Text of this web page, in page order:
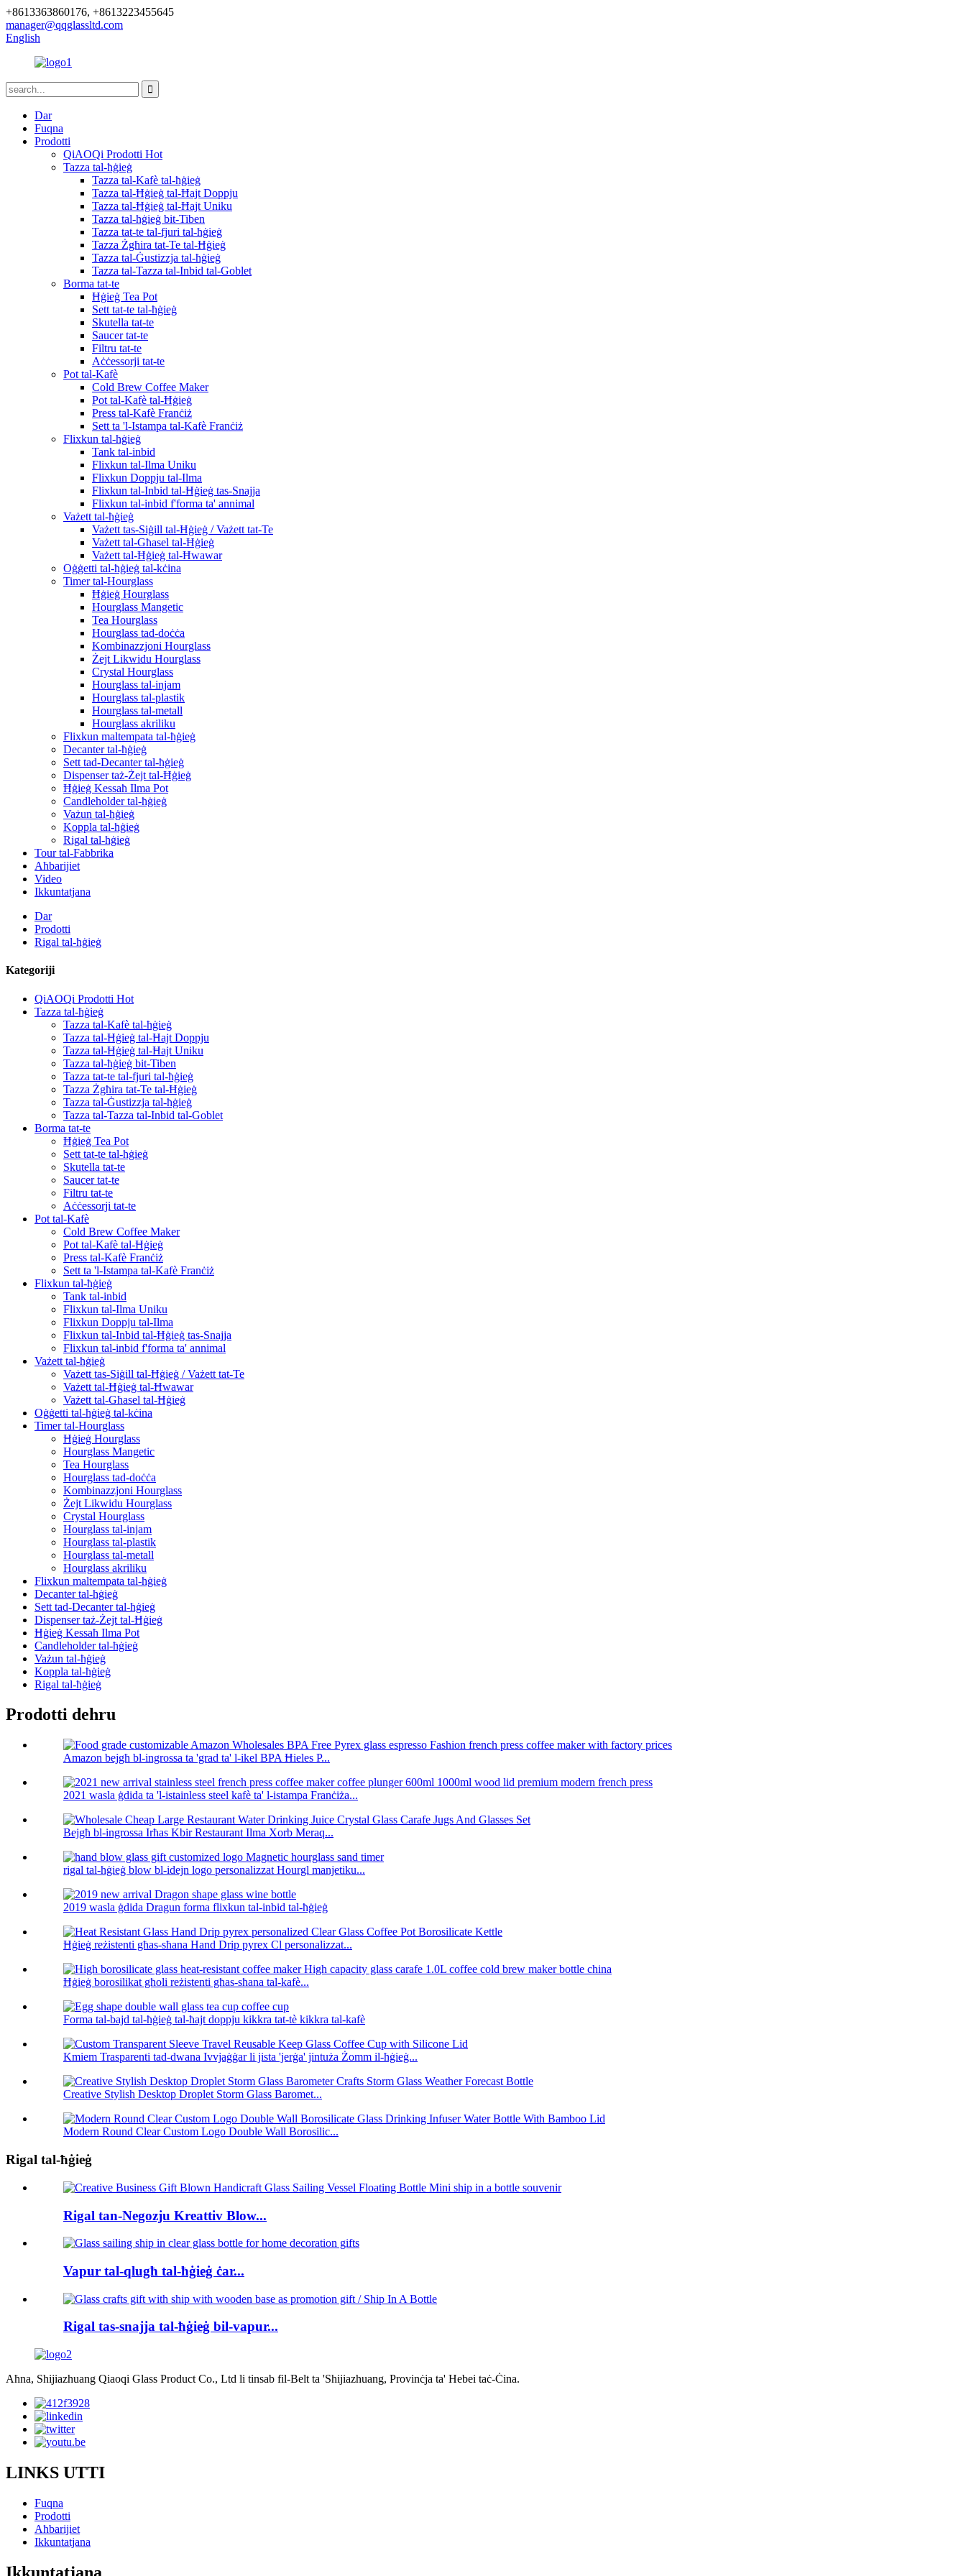
+8613363860176, +8613223455645
manager@qqglassltd.com
English
Dar
Fuqna
Prodotti
QiAOQi Prodotti Hot
Tazza tal-ħġieġ
Tazza tal-Kafè tal-ħġieġ
Tazza tal-Ħġieġ tal-Ħajt Doppju
Tazza tal-Ħġieġ tal-Ħajt Uniku
Tazza tal-ħġieġ bit-Tiben
Tazza tat-te tal-fjuri tal-ħġieġ
Tazza Żgħira tat-Te tal-Ħġieġ
Tazza tal-Ġustizzja tal-ħġieġ
Tazza tal-Tazza tal-Inbid tal-Goblet
Borma tat-te
Ħġieġ Tea Pot
Sett tat-te tal-ħġieġ
Skutella tat-te
Saucer tat-te
Filtru tat-te
Aċċessorji tat-te
Pot tal-Kafè
Cold Brew Coffee Maker
Pot tal-Kafè tal-Ħġieġ
Press tal-Kafè Franċiż
Sett ta 'l-Istampa tal-Kafè Franċiż
Flixkun tal-ħġieġ
Tank tal-inbid
Flixkun tal-Ilma Uniku
Flixkun Doppju tal-Ilma
Flixkun tal-Inbid tal-Ħġieġ tas-Snajja
Flixkun tal-inbid f'forma ta' annimal
Vażett tal-ħġieġ
Vażett tas-Siġill tal-Ħġieġ / Vażett tat-Te
Vażett tal-Għasel tal-Ħġieġ
Vażett tal-Ħġieġ tal-Ħwawar
Oġġetti tal-ħġieġ tal-kċina
Timer tal-Hourglass
Ħġieġ Hourglass
Hourglass Mangetic
Tea Hourglass
Hourglass tad-doċċa
Kombinazzjoni Hourglass
Żejt Likwidu Hourglass
Crystal Hourglass
Hourglass tal-injam
Hourglass tal-plastik
Hourglass tal-metall
Hourglass akriliku
Flixkun maltempata tal-ħġieġ
Decanter tal-ħġieġ
Sett tad-Decanter tal-ħġieġ
Dispenser taż-Żejt tal-Ħġieġ
Ħġieġ Kessaħ Ilma Pot
Candleholder tal-ħġieġ
Vażun tal-ħġieġ
Koppla tal-ħġieġ
Rigal tal-ħġieġ
Tour tal-Fabbrika
Aħbarijiet
Video
Ikkuntatjana
Dar
Prodotti
Rigal tal-ħġieġ
Kategoriji
QiAOQi Prodotti Hot
Tazza tal-ħġieġ
Tazza tal-Kafè tal-ħġieġ
Tazza tal-Ħġieġ tal-Ħajt Doppju
Tazza tal-Ħġieġ tal-Ħajt Uniku
Tazza tal-ħġieġ bit-Tiben
Tazza tat-te tal-fjuri tal-ħġieġ
Tazza Żgħira tat-Te tal-Ħġieġ
Tazza tal-Ġustizzja tal-ħġieġ
Tazza tal-Tazza tal-Inbid tal-Goblet
Borma tat-te
Ħġieġ Tea Pot
Sett tat-te tal-ħġieġ
Skutella tat-te
Saucer tat-te
Filtru tat-te
Aċċessorji tat-te
Pot tal-Kafè
Cold Brew Coffee Maker
Pot tal-Kafè tal-Ħġieġ
Press tal-Kafè Franċiż
Sett ta 'l-Istampa tal-Kafè Franċiż
Flixkun tal-ħġieġ
Tank tal-inbid
Flixkun tal-Ilma Uniku
Flixkun Doppju tal-Ilma
Flixkun tal-Inbid tal-Ħġieġ tas-Snajja
Flixkun tal-inbid f'forma ta' annimal
Vażett tal-ħġieġ
Vażett tas-Siġill tal-Ħġieġ / Vażett tat-Te
Vażett tal-Ħġieġ tal-Ħwawar
Vażett tal-Għasel tal-Ħġieġ
Oġġetti tal-ħġieġ tal-kċina
Timer tal-Hourglass
Ħġieġ Hourglass
Hourglass Mangetic
Tea Hourglass
Hourglass tad-doċċa
Kombinazzjoni Hourglass
Żejt Likwidu Hourglass
Crystal Hourglass
Hourglass tal-injam
Hourglass tal-plastik
Hourglass tal-metall
Hourglass akriliku
Flixkun maltempata tal-ħġieġ
Decanter tal-ħġieġ
Sett tad-Decanter tal-ħġieġ
Dispenser taż-Żejt tal-Ħġieġ
Ħġieġ Kessaħ Ilma Pot
Candleholder tal-ħġieġ
Vażun tal-ħġieġ
Koppla tal-ħġieġ
Rigal tal-ħġieġ
Prodotti dehru
Amazon bejgħ bl-ingrossa ta 'grad ta' l-ikel BPA Ħieles P...
2021 wasla ġdida ta 'l-istainless steel kafè ta' l-istampa Franċiża...
Bejgħ bl-ingrossa Irħas Kbir Restaurant Ilma Xorb Meraq...
rigal tal-ħġieġ blow bl-idejn logo personalizzat Hourgl manjetiku...
2019 wasla ġdida Dragun forma flixkun tal-inbid tal-ħġieġ
Ħġieġ reżistenti għas-sħana Hand Drip pyrex Cl personalizzat...
Ħġieġ borosilikat għoli reżistenti għas-sħana tal-kafè...
Forma tal-bajd tal-ħġieġ tal-ħajt doppju kikkra tat-tè kikkra tal-kafè
Kmiem Trasparenti tad-dwana Ivvjaġġar li jista 'jerġa' jintuża Żomm il-ħġieġ...
Creative Stylish Desktop Droplet Storm Glass Baromet...
Modern Round Clear Custom Logo Double Wall Borosilic...
Rigal tal-ħġieġ
Rigal tan-Negozju Kreattiv Blow...
Vapur tal-qlugħ tal-ħġieġ ċar...
Rigal tas-snajja tal-ħġieġ bil-vapur...
Aħna, Shijiazhuang Qiaoqi Glass Product Co., Ltd li tinsab fil-Belt ta 'Shijiazhuang, Provinċja ta' Hebei taċ-Ċina.
LINKS UTTI
Fuqna
Prodotti
Aħbarijiet
Ikkuntatjana